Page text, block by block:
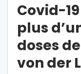
Covid-
plus
doses
von der